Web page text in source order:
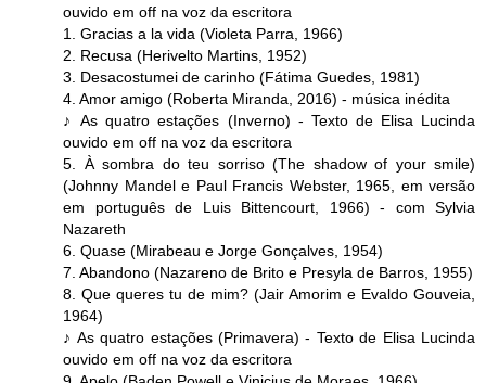
ouvido em off na voz da escritora
1. Gracias a la vida (Violeta Parra, 1966)
2. Recusa (Herivelto Martins, 1952)
3. Desacostumei de carinho (Fátima Guedes, 1981)
4. Amor amigo (Roberta Miranda, 2016) - música inédita
♪ As quatro estações (Inverno) - Texto de Elisa Lucinda
ouvido em off na voz da escritora
5. À sombra do teu sorriso (The shadow of your smile)
(Johnny Mandel e Paul Francis Webster, 1965, em versão
em português de Luis Bittencourt, 1966) - com Sylvia
Nazareth
6. Quase (Mirabeau e Jorge Gonçalves, 1954)
7. Abandono (Nazareno de Brito e Presyla de Barros, 1955)
8. Que queres tu de mim? (Jair Amorim e Evaldo Gouveia,
1964)
♪ As quatro estações (Primavera) - Texto de Elisa Lucinda
ouvido em off na voz da escritora